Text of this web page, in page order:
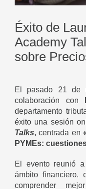
Éxito de
Academy
sobre
El pasado 21 de
colaboración con
departamento
éxito una sesión
Talks, centrada en
PYMEs:
El evento reunió
ámbito financiero,
comprender